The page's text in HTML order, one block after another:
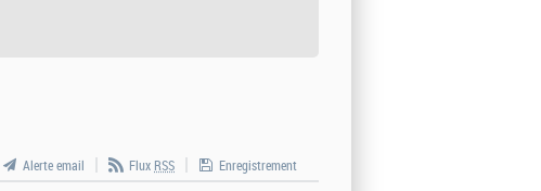
Alerte email Flux RSS
Enregistrement